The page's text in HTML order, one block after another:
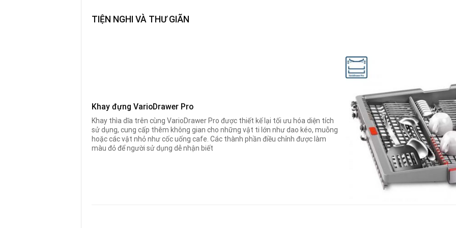
TIỆN NGHI VÀ THƯ GIÃN
Khay đựng VarioDrawer Pro
Khay thìa dĩa trên cùng VarioDrawer Pro được thiết kế lại tối ưu hóa diện tích
sử dụng, cung cấp thêm không gian cho những vật ti lớn như dao kéo, muỗng
hoặc các vật nhỏ như cốc uống cafe. Các thành phần điều chỉnh được làm
màu đỏ để người sử dụng dễ nhận biết